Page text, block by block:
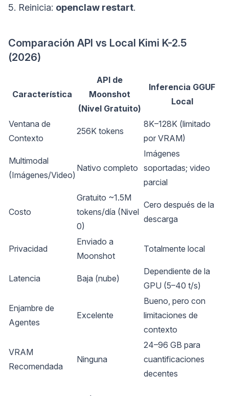
5. Reinicia: openclaw restart.
Comparación API vs Local Kimi K-2.5
(2026)
Característica
API de
Moonshot
(Nivel Gratuito)
Inferencia GGUF
Local
Ventana de
Contexto
256K tokens
8K–128K (limitado
por VRAM)
Multimodal
(Imágenes/Video)
Nativo completo
Imágenes
soportadas; video
parcial
Costo
Gratuito ~1.5M
tokens/día (Nivel
0)
Cero después de la
descarga
Privacidad
Enviado a
Moonshot
Totalmente local
Latencia Baja (nube)
Dependiente de la
GPU (5–40 t/s)
Enjambre de
Agentes
Excelente
Bueno, pero con
limitaciones de
contexto
VRAM
Recomendada
Ninguna
24–96 GB para
cuantificaciones
decentes